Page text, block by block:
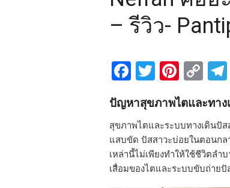
– รีวิว-
Facebook
Twitter
ปัญหาสุขภาพไตและทาง
สุขภาพไตและระบบทางเดินปั
แสบขัด ปัสสาวะบ่อยในตอนก
เหล่านี้ไม่เพียงทำให้ใช้ชีวิตล
เสื่อมของไตและระบบขับถ่ายปั